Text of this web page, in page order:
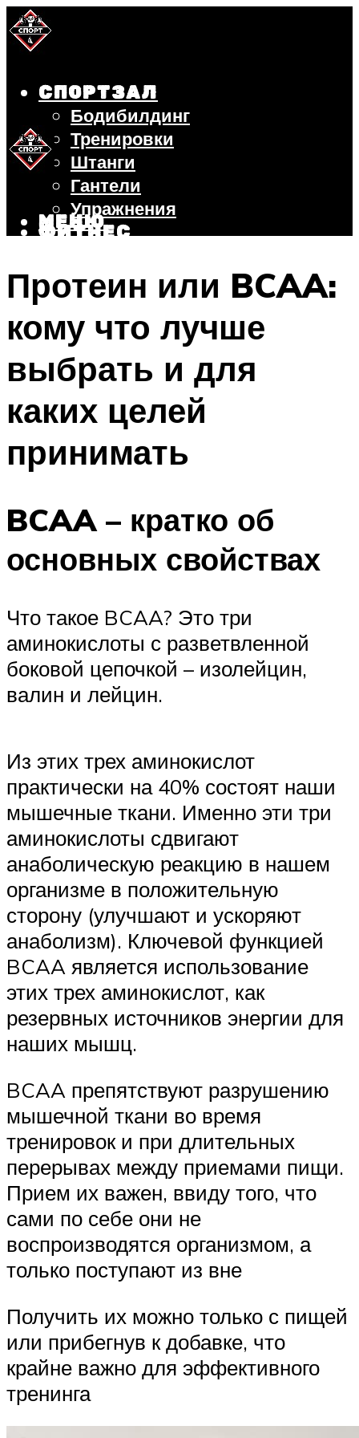
СПОРТЗАЛ
Бодибилдинг
Тренировки
Штанги
Гантели
Упражнения
ФИТНЕС
ВЕЛОСИПЕД
ПОХУДЕНИЕ
МЕНЮ
МЕНЮ
Протеин или BCAA:
кому что лучше
выбрать и для
каких целей
принимать
BCAA – кратко об
основных свойствах
Что такое BCAA? Это три
аминокислоты с разветвленной
боковой цепочкой – изолейцин,
валин и лейцин.
Из этих трех аминокислот
практически на 40% состоят наши
мышечные ткани. Именно эти три
аминокислоты сдвигают
анаболическую реакцию в нашем
организме в положительную
сторону (улучшают и ускоряют
анаболизм). Ключевой функцией
BCAA является использование
этих трех аминокислот, как
резервных источников энергии для
наших мышц.
BCAA препятствуют разрушению
мышечной ткани во время
тренировок и при длительных
перерывах между приемами пищи.
Прием их важен, ввиду того, что
сами по себе они не
воспроизводятся организмом, а
только поступают из вне
Получить их можно только с пищей
или прибегнув к добавке, что
крайне важно для эффективного
тренинга